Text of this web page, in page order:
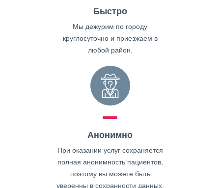
Быстро
Мы дежурим по городу
круглосуточно и приезжаем в
любой район.
Анонимно
При оказании услуг сохраняется
полная анонимность пациентов,
поэтому вы можете быть
уверенны в сохранности данных.